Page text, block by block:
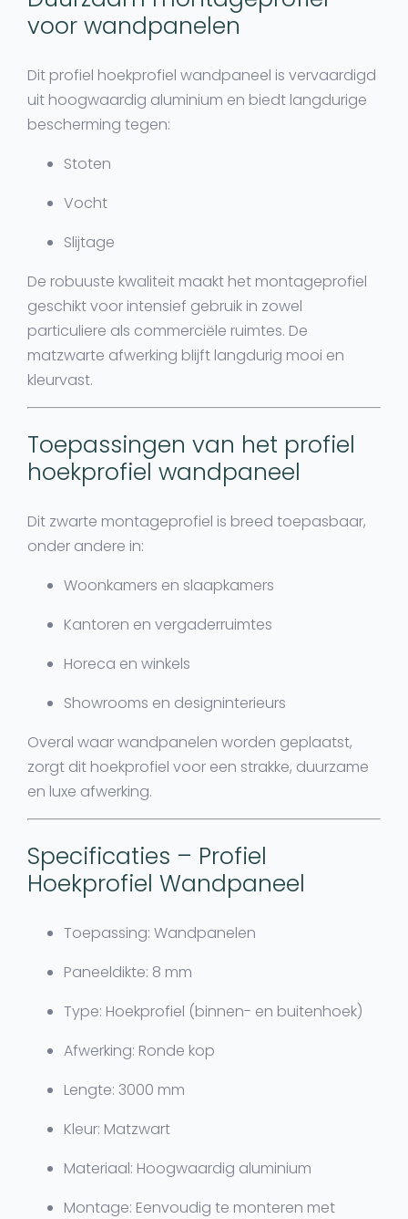
voor wandpanelen
Dit profiel hoekprofiel wandpaneel is vervaardigd
uit hoogwaardig aluminium en biedt langdurige
bescherming tegen:
Stoten
Vocht
Slijtage
De robuuste kwaliteit maakt het montageprofiel
geschikt voor intensief gebruik in zowel
particuliere als commerciële ruimtes. De
matzwarte afwerking blijft langdurig mooi en
kleurvast.
Toepassingen van het profiel
hoekprofiel wandpaneel
Dit zwarte montageprofiel is breed toepasbaar,
onder andere in:
Woonkamers en slaapkamers
Kantoren en vergaderruimtes
Horeca en winkels
Showrooms en designinterieurs
Overal waar wandpanelen worden geplaatst,
zorgt dit hoekprofiel voor een strakke, duurzame
en luxe afwerking.
Specificaties – Profiel
Hoekprofiel Wandpaneel
Toepassing: Wandpanelen
Paneeldikte: 8 mm
Type: Hoekprofiel (binnen- en buitenhoek)
Afwerking: Ronde kop
Lengte: 3000 mm
Kleur: Matzwart
Materiaal: Hoogwaardig aluminium
Montage: Eenvoudig te monteren met